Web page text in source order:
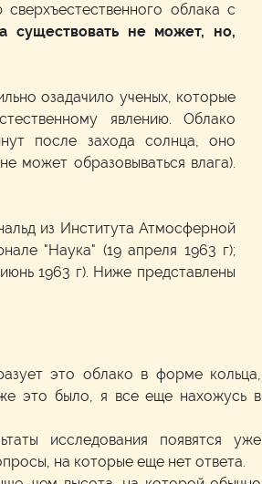
облака с
существовать не может, но,
озадачило ученых, которые
явлению. Облако
после захода солнца, оно
может образовываться влага).
из Института Атмосферной
"Наука" (19 апреля 1963 г);
1963 г). Ниже представлены
это облако в форме кольца,
это было, я все еще нахожусь в
исследования появятся уже
на которые еще нет ответа.